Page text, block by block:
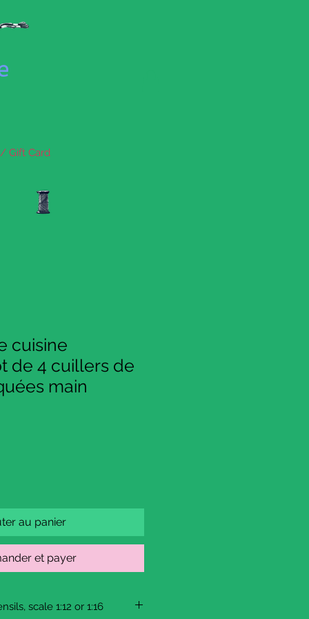
Gift Card
cuisine
de 4 cuillers de
main
au panier
et payer
scale 1:12 or 1:16